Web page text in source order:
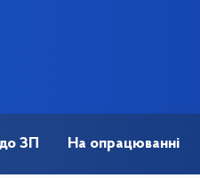
ЗП На опрацюванні